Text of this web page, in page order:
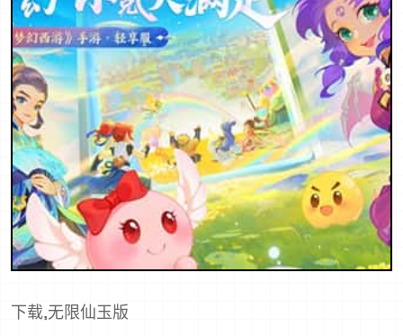
下载,无限仙玉版